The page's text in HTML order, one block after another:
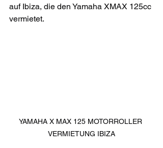
auf Ibiza, die den Yamaha XMAX 125cc
vermietet.
YAMAHA X MAX 125 MOTORROLLER
VERMIETUNG IBIZA